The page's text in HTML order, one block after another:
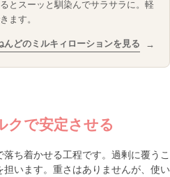
とスーッと馴染んでサラサラに。軽
ます。
んどのミルキィローションを見る →
クで安定させる
ち着かせる工程です。過剰に覆うこ
担います。重さはありませんが、使い